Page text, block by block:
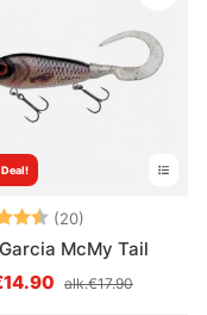
(20)
McMy Tail
alk.€17.90